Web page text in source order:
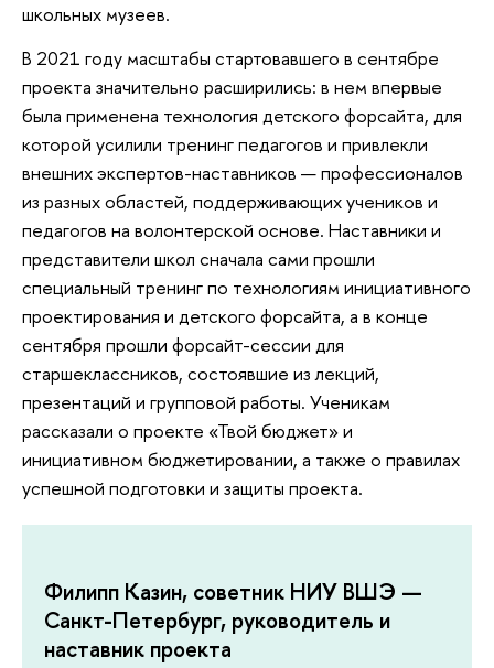
школьных музеев.
В 2021 году масштабы стартовавшего в сентябре
проекта значительно расширились: в нем впервые
была применена технология детского форсайта, для
которой усилили тренинг педагогов и привлекли
внешних экспертов-наставников — профессионалов
из разных областей, поддерживающих учеников и
педагогов на волонтерской основе. Наставники и
представители школ сначала сами прошли
специальный тренинг по технологиям инициативного
проектирования и детского форсайта, а в конце
сентября прошли форсайт-сессии для
старшеклассников, состоявшие из лекций,
презентаций и групповой работы. Ученикам
рассказали о проекте «Твой бюджет» и
инициативном бюджетировании, а также о правилах
успешной подготовки и защиты проекта.
Филипп Казин, советник НИУ ВШЭ —
Санкт-Петербург, руководитель и
наставник проекта